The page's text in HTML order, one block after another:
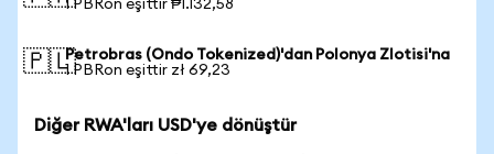
1 PBRon eşittir ₱1.132,58
🇵🇱Petrobras (Ondo Tokenized)'dan Polonya Zlotisi'na
1 PBRon eşittir zł 69,23
Diğer RWA'ları USD'ye dönüştür